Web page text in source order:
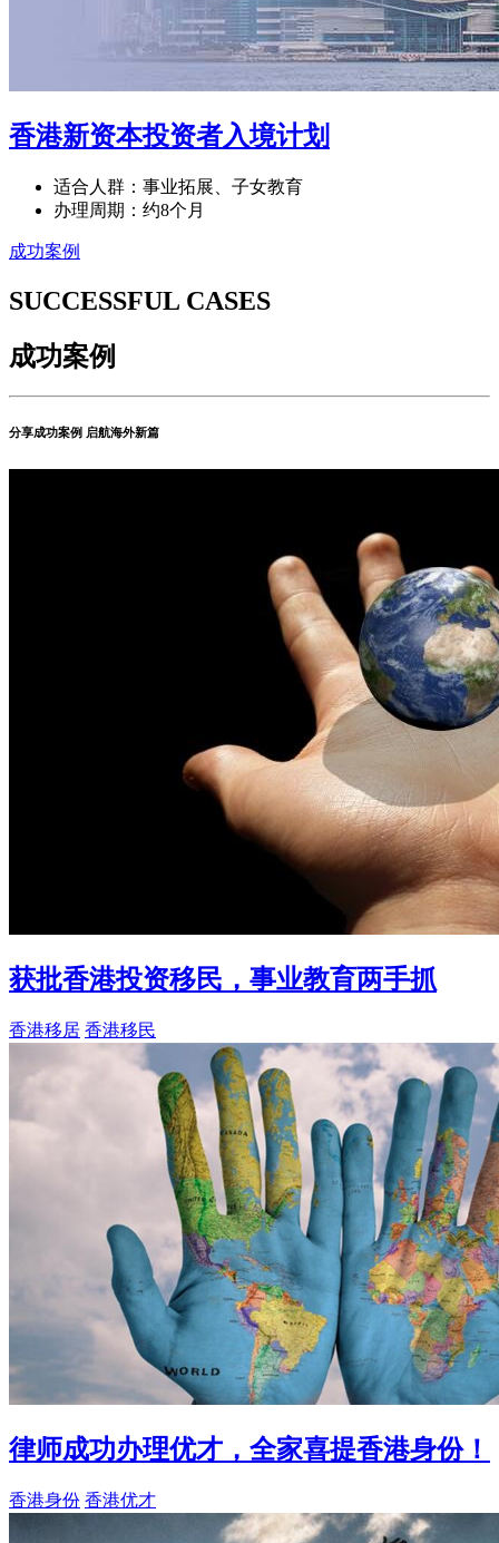
香港新资本投资者入境计划
适合人群：事业拓展、子女教育
办理周期：约8个月
成功案例
SUCCESSFUL CASES
成功案例
分享成功案例 启航海外新篇
获批香港投资移民，事业教育两手抓
香港移居 香港移民
律师成功办理优才，全家喜提香港身份！
香港身份 香港优才